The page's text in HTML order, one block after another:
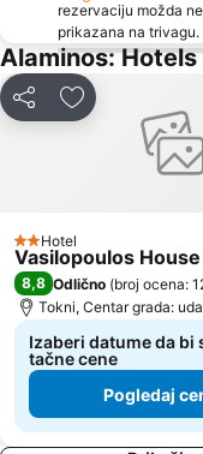
rezervaciju možda
prikazana na trivagu.
Alaminos:
Deli Dodati u
2 Zvezdice
Hotel
Vasilopoulos House
8,8 Odlično (broj ocena:
Tokni, Centar grada:
Izaberi datume da bi
tačne cene
Pogledaj